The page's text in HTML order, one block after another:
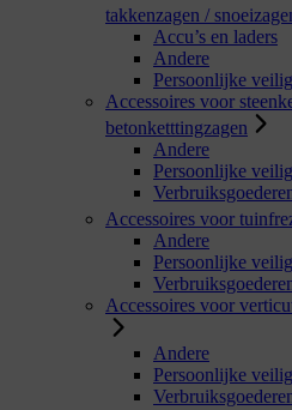
takkenzagen /
Accu’s en laders
Andere
Persoonlijke
Accessoires voor
betonketttingzagen
Andere
Persoonlijke
Accessoires voor
Andere
Persoonlijke
Accessoires voor
Andere
Persoonlijke